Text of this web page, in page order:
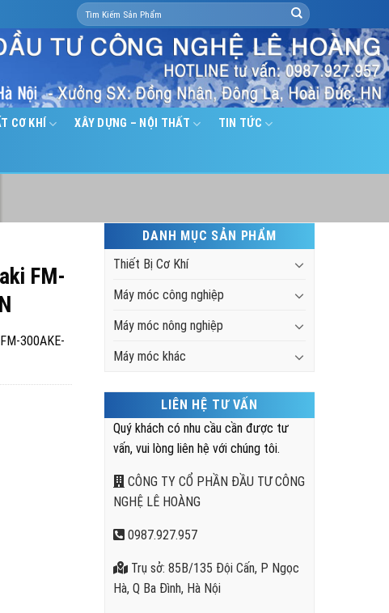
Search
for:
CƠ KHÍ XÂY DỰNG – NỘI THẤT TIN TỨC
DANH MỤC SẢN PHẨM
Thiết Bị Cơ Khí
Máy móc công nghiệp
Máy móc nông nghiệp
Máy móc khác
LIÊN HỆ TƯ VẤN
Quý khách có nhu cầu cần được tư
vấn, vui lòng liên hệ với chúng tôi.
CÔNG TY CỔ PHẦN ĐẦU TƯ CÔNG
NGHỆ LÊ HOÀNG
0987.927.957
Trụ sở: 85B/135 Đội Cấn, P Ngọc
Hà, Q Ba Đình, Hà Nội
FM-
300AKE-